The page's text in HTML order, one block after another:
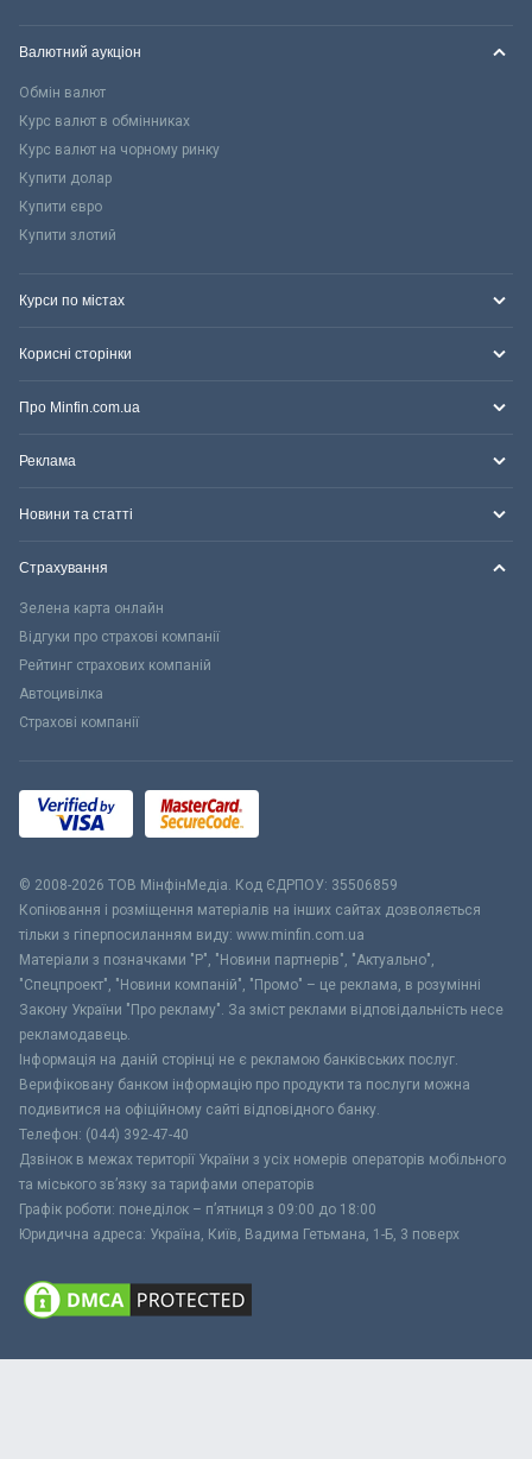
Валютний аукціон
Обмін валют
Курс валют в обмінниках
Курс валют на чорному ринку
Купити долар
Купити євро
Купити злотий
Курси по містах
Корисні сторінки
Про Minfin.com.ua
Реклама
Новини та статті
Страхування
Зелена карта онлайн
Відгуки про страхові компанії
Рейтинг страхових компаній
Автоцивілка
Страхові компанії
© 2008-2026 ТОВ МiнфiнМедiа. Код ЄДРПОУ: 35506859
Копіювання і розміщення матеріалів на інших сайтах дозволяється
тільки з гіперпосиланням виду: www.minfin.com.ua
Матеріали з позначками "Р", "Новини партнерів", "Актуально",
"Спецпроект", "Новини компаній", "Промо" – це реклама, в розумінні
Закону України "Про рекламу". За зміст реклами відповідальність несе
рекламодавець.
Інформація на даній сторінці не є рекламою банківських послуг.
Верифіковану банком інформацію про продукти та послуги можна
подивитися на офіційному сайті відповідного банку.
Телефон: (044) 392-47-40
Дзвінок в межах території України з усіх номерів операторів мобільного
та міського зв’язку за тарифами операторів
Графік роботи: понеділок – п’ятниця з 09:00 до 18:00
Юридична адреса: Україна, Київ, Вадима Гетьмана, 1-Б, 3 поверх